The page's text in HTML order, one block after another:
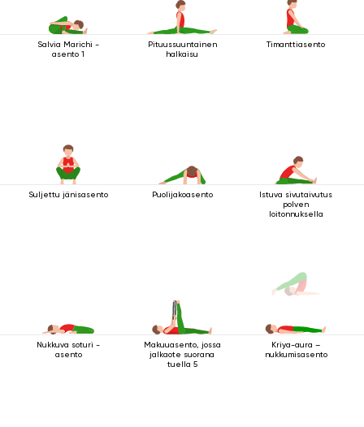
Salvia Marichi -
asento 1
Pituussuuntainen
halkaisu
Timanttiasento
Suljettu jänisasento Puolijakoasento
Istuva sivutaivutus
polven
loitonnuksella
Nukkuva soturi -
asento
Makuuasento, jossa
jalkaote suorana
tuella 5
Kriya-aura –
nukkumisasento